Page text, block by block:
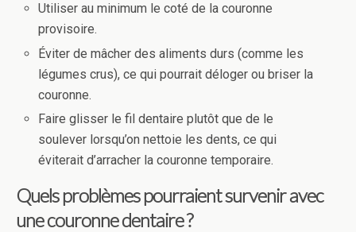
Utiliser au minimum le coté de la couronne
provisoire.
Éviter de mâcher des aliments durs (comme les
légumes crus), ce qui pourrait déloger ou briser la
couronne.
Faire glisser le fil dentaire plutôt que de le
soulever lorsqu’on nettoie les dents, ce qui
éviterait d’arracher la couronne temporaire.
Quels problèmes pourraient survenir avec
une couronne dentaire ?